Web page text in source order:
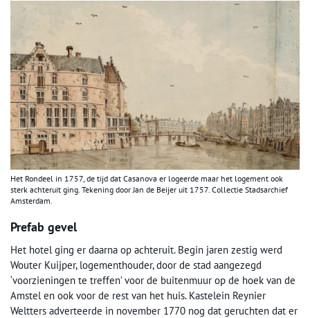
Het Rondeel in 1757, de tijd dat Casanova er logeerde maar het logement ook
sterk achteruit ging. Tekening door Jan de Beijer uit 1757. Collectie Stadsarchief
Amsterdam.
Prefab gevel
Het hotel ging er daarna op achteruit. Begin jaren zestig werd
Wouter Kuijper, logementhouder, door de stad aangezegd
‘voorzieningen te treffen’ voor de buitenmuur op de hoek van de
Amstel en ook voor de rest van het huis. Kastelein Reynier
Weltters adverteerde in november 1770 nog dat geruchten dat er